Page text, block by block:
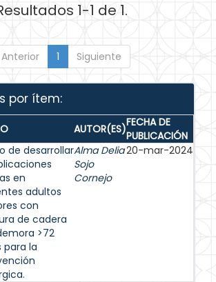
1-1 de 1.
Anterior 1 Siguiente
por ítem:
AUTOR(ES)FECHA DE
PUBLICACIÓN
de desarrollar
en
adultos
con
de cadera
>72
para la
Alma Delia
Sojo
Cornejo
20-mar-2024